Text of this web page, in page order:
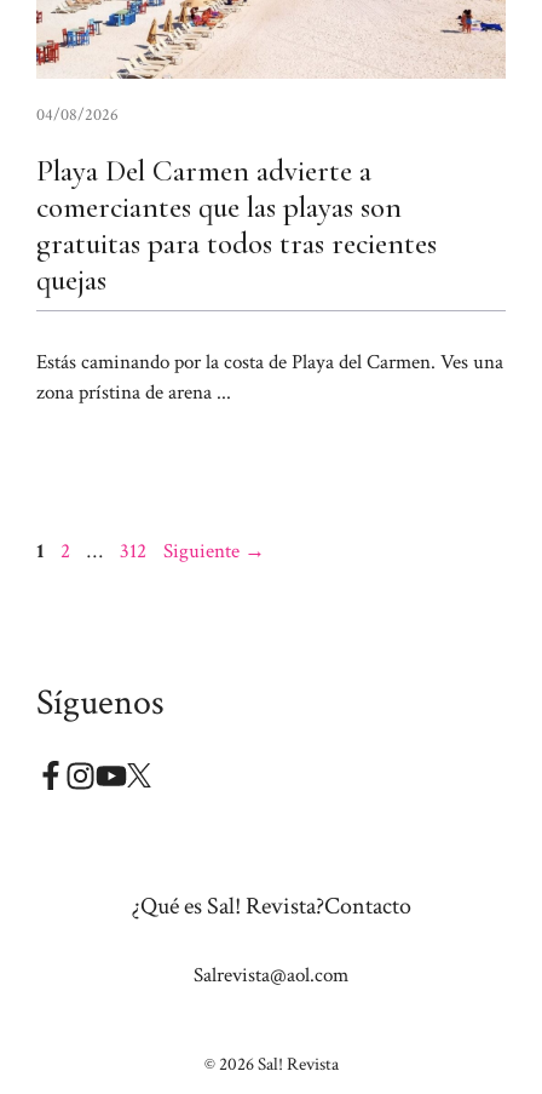
04/08/2026
Playa Del Carmen advierte a
comerciantes que las playas son
gratuitas para todos tras recientes
quejas
Estás caminando por la costa de Playa del Carmen. Ves una
zona prístina de arena ...
Página
1 Página
2 … Página
312 Siguiente →
Síguenos
¿Qué es Sal! Revista?Contacto
Salrevista@aol.com
© 2026 Sal! Revista